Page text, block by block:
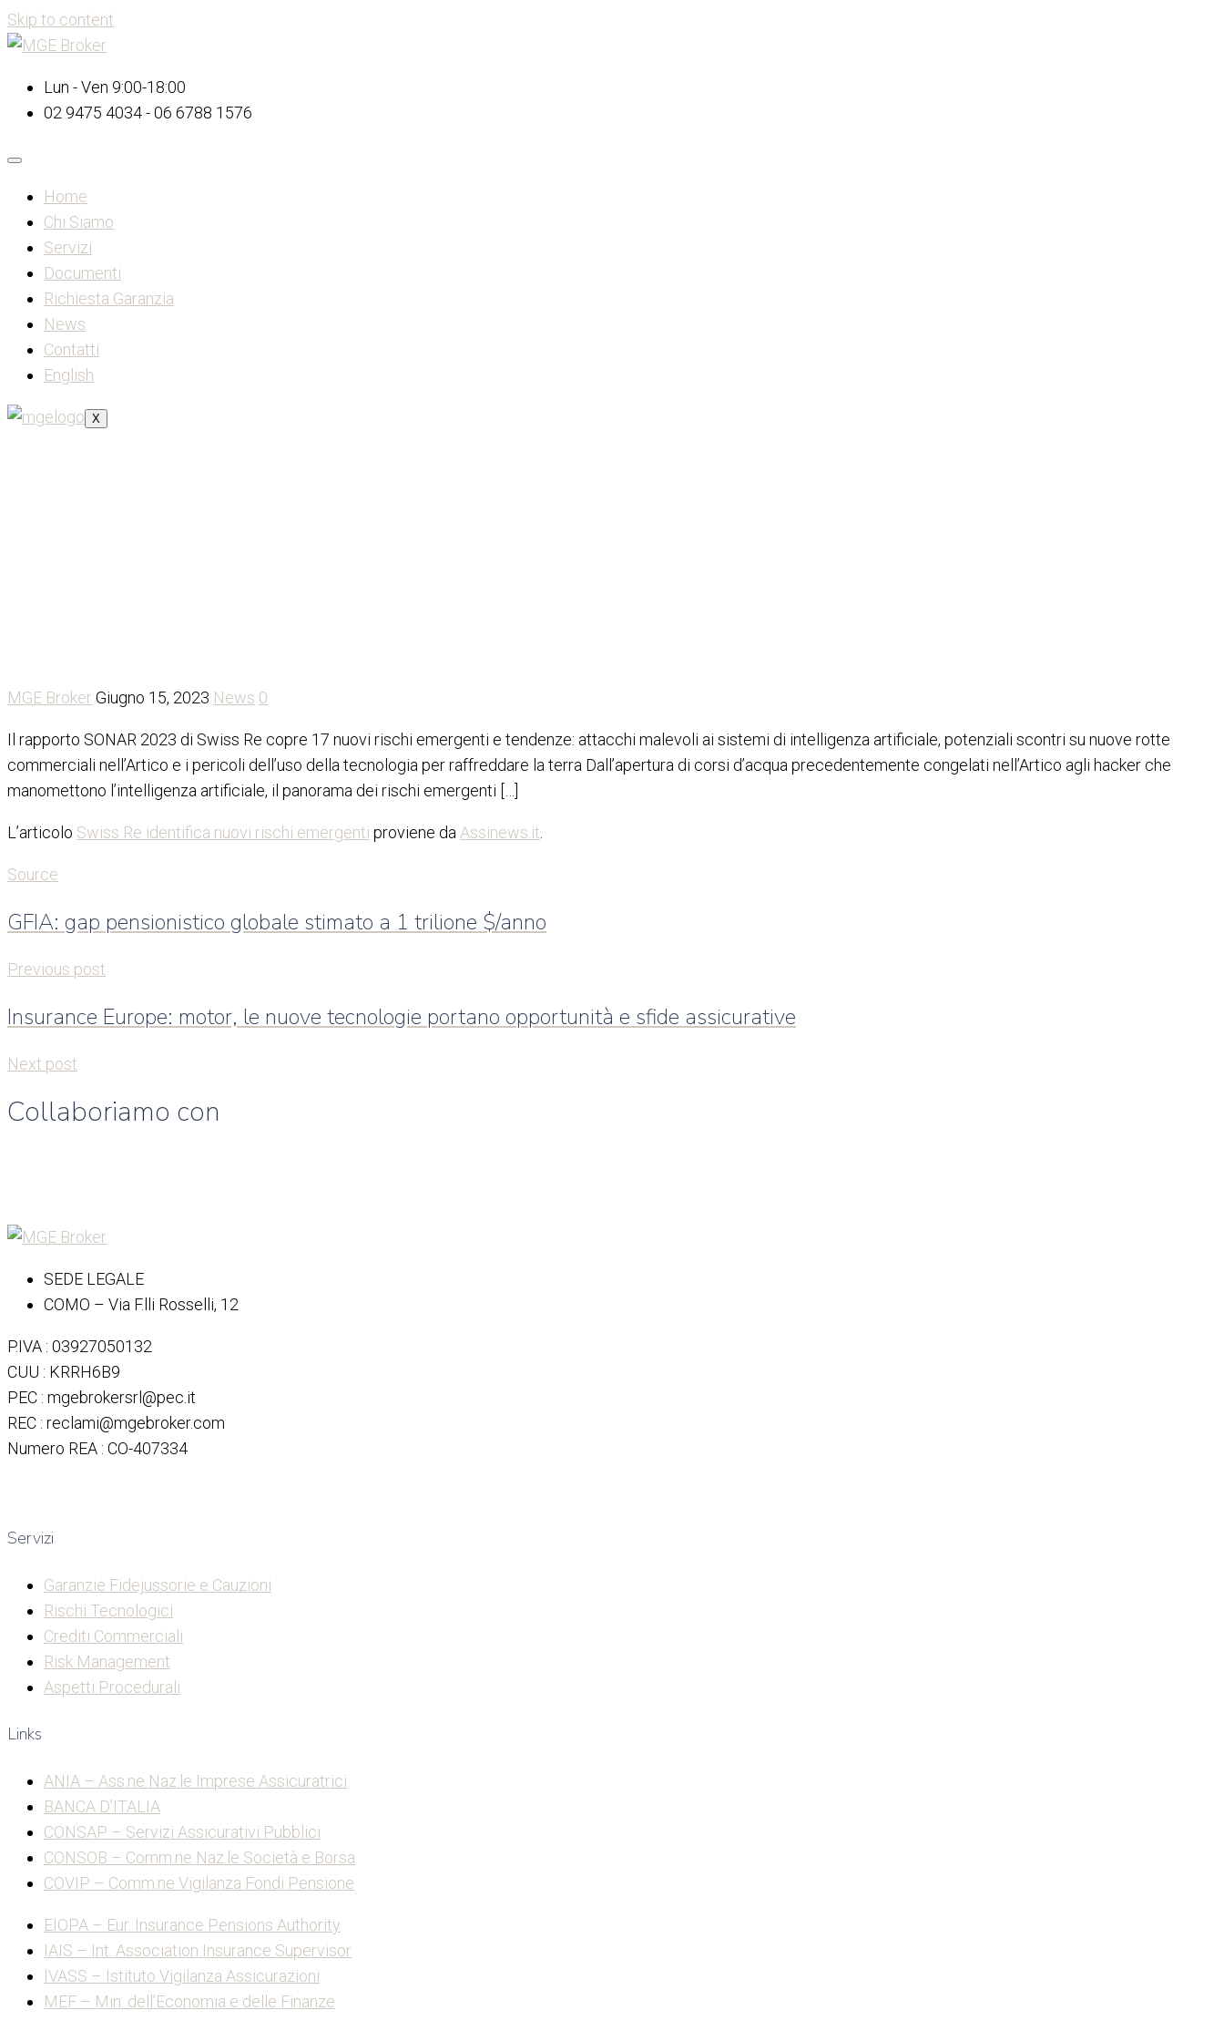
Skip to content
Lun - Ven 9:00-18:00
02 9475 4034 - 06 6788 1576
Home
Chi Siamo
Servizi
Documenti
Richiesta Garanzia
News
Contatti
English
X
MGE Broker Giugno 15, 2023 News 0
Il rapporto SONAR 2023 di Swiss Re copre 17 nuovi rischi emergenti e tendenze: attacchi malevoli ai sistemi di intelligenza artificiale, potenziali scontri su nuove rotte
commerciali nell’Artico e i pericoli dell’uso della tecnologia per raffreddare la terra Dall’apertura di corsi d’acqua precedentemente congelati nell’Artico agli hacker che
manomettono l’intelligenza artificiale, il panorama dei rischi emergenti […]
L’articolo Swiss Re identifica nuovi rischi emergenti proviene da Assinews.it
Source
GFIA: gap pensionistico globale stimato a 1 trilione $/anno
Previous post
Insurance Europe: motor, le nuove tecnologie portano opportunità e sfide assicurative
Next post
Collaboriamo con
SEDE LEGALE
COMO – Via F.lli Rosselli, 12
P.IVA : 03927050132
CUU : KRRH6B9
PEC : mgebrokersrl@pec.it
REC : reclami@mgebroker.com
Numero REA : CO-407334
Servizi
Garanzie Fidejussorie e Cauzioni
Rischi Tecnologici
Crediti Commerciali
Risk Management
Aspetti Procedurali
Links
ANIA – Ass.ne Naz.le Imprese Assicuratrici
BANCA D’ITALIA
CONSAP – Servizi Assicurativi Pubblici
CONSOB – Comm.ne Naz.le Società e Borsa
COVIP – Comm.ne Vigilanza Fondi Pensione
EIOPA – Eur. Insurance Pensions Authority
IAIS – Int. Association Insurance Supervisor
IVASS – Istituto Vigilanza Assicurazioni
MEF – Min. dell’Economia e delle Finanze